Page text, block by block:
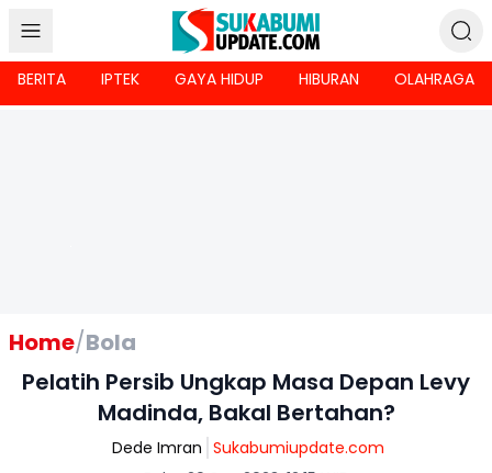
BERITA IPTEK GAYA HIDUP HIBURAN OLAHRAGA
Home/Bola
Pelatih Persib Ungkap Masa Depan Levy
Madinda, Bakal Bertahan?
Dede Imran Sukabumiupdate.com